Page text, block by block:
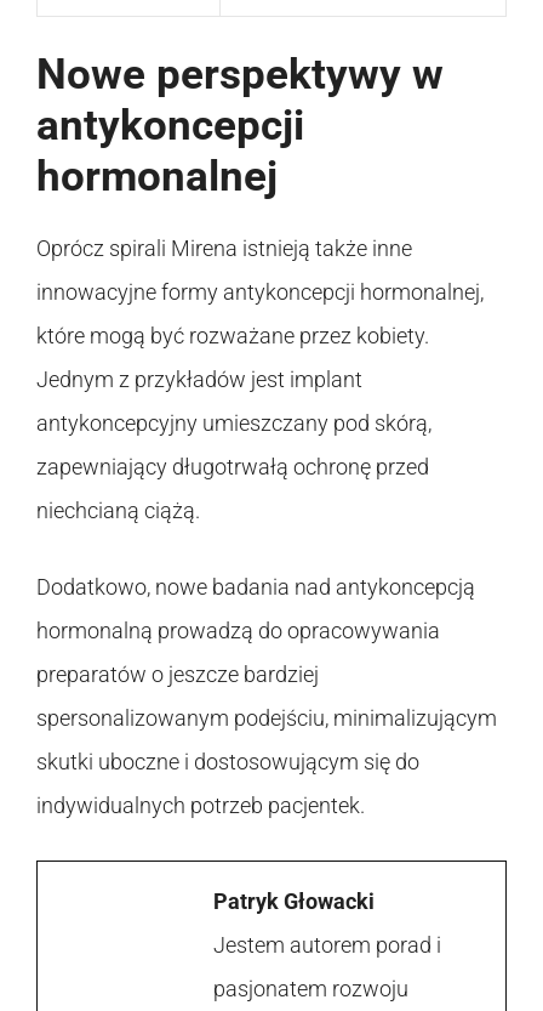
Nowe perspektywy w
antykoncepcji
hormonalnej
Oprócz spirali Mirena istnieją także inne
innowacyjne formy antykoncepcji hormonalnej,
które mogą być rozważane przez kobiety.
Jednym z przykładów jest implant
antykoncepcyjny umieszczany pod skórą,
zapewniający długotrwałą ochronę przed
niechcianą ciążą.
Dodatkowo, nowe badania nad antykoncepcją
hormonalną prowadzą do opracowywania
preparatów o jeszcze bardziej
spersonalizowanym podejściu, minimalizującym
skutki uboczne i dostosowującym się do
indywidualnych potrzeb pacjentek.
Patryk Głowacki
Jestem autorem porad i
pasjonatem rozwoju